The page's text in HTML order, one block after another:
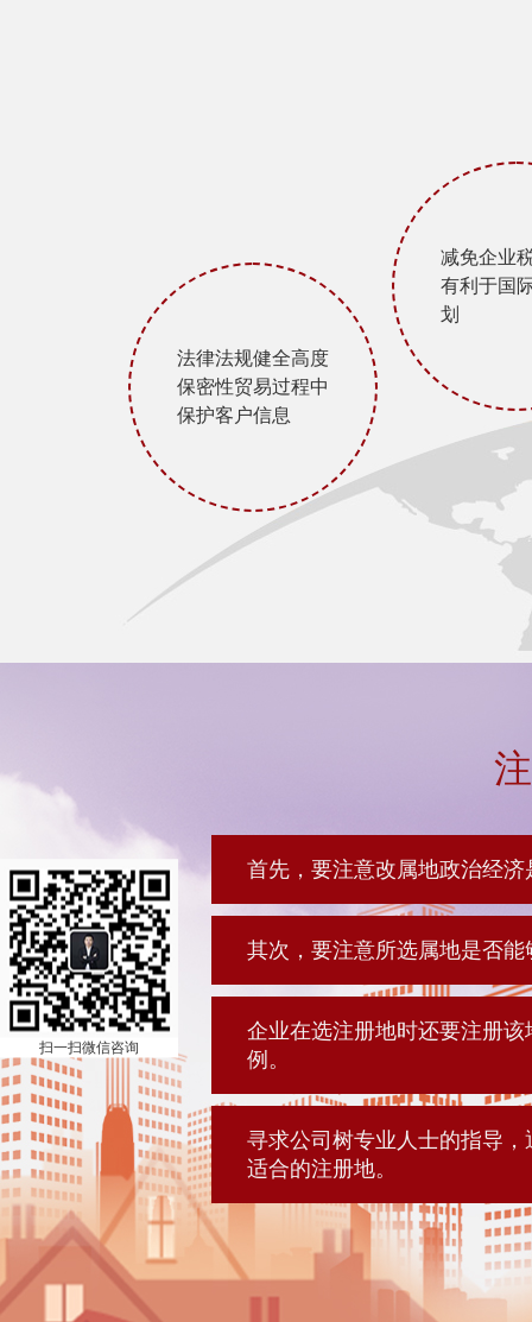
法律法规健全高度
保密性贸易过程中
保护客户信息
减免企业
有利于国
划
首先，要注意改属地政治经
其次，要注意所选属地是否
企业在选注册地时还要注册
例。
寻求公司树专业人士的指导
适合的注册地。
扫一扫微信咨询